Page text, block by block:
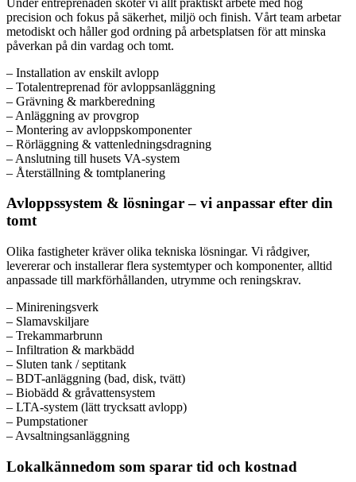
precision och fokus på säkerhet, miljö och finish. Vårt team arbetar
metodiskt och håller god ordning på arbetsplatsen för att minska
påverkan på din vardag och tomt.
– Installation av enskilt avlopp
– Totalentreprenad för avloppsanläggning
– Grävning & markberedning
– Anläggning av provgrop
– Montering av avloppskomponenter
– Rörläggning & vattenledningsdragning
– Anslutning till husets VA-system
– Återställning & tomtplanering
Avloppssystem & lösningar – vi anpassar efter din
tomt
Olika fastigheter kräver olika tekniska lösningar. Vi rådgiver,
levererar och installerar flera systemtyper och komponenter, alltid
anpassade till markförhållanden, utrymme och reningskrav.
– Minireningsverk
– Slamavskiljare
– Trekammarbrunn
– Infiltration & markbädd
– Sluten tank / septitank
– BDT-anläggning (bad, disk, tvätt)
– Biobädd & gråvattensystem
– LTA-system (lätt trycksatt avlopp)
– Pumpstationer
– Avsaltningsanläggning
Lokalkännedom som sparar tid och kostnad